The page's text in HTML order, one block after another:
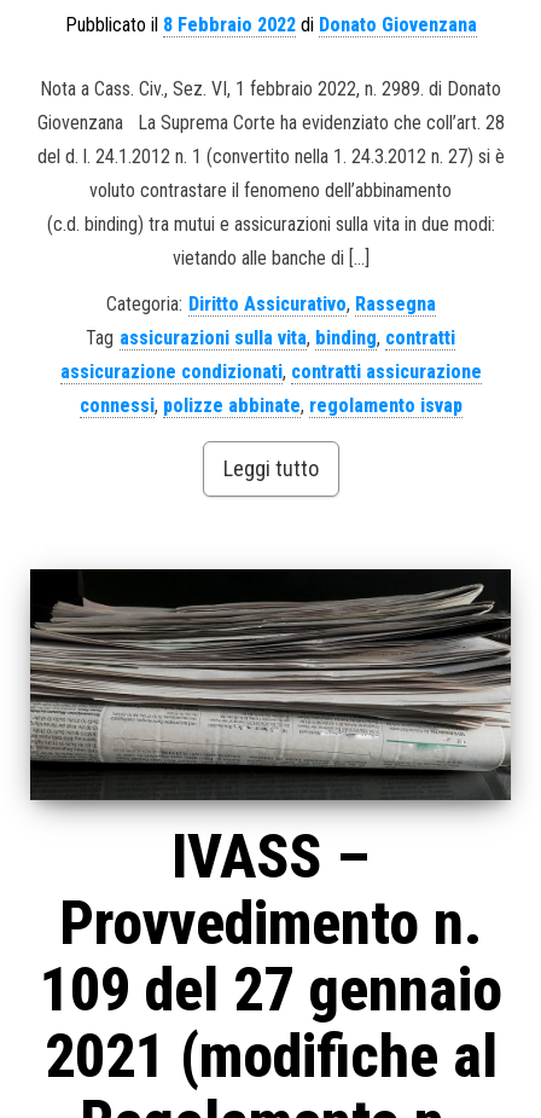
Pubblicato il 8 Febbraio 2022di Donato Giovenzana
Nota a Cass. Civ., Sez. VI, 1 febbraio 2022, n. 2989. di Donato
Giovenzana La Suprema Corte ha evidenziato che coll’art. 28
del d. l. 24.1.2012 n. 1 (convertito nella 1. 24.3.2012 n. 27) si è
voluto contrastare il fenomeno dell’abbinamento
(c.d. binding) tra mutui e assicurazioni sulla vita in due modi:
vietando alle banche di […]
Categoria: Diritto Assicurativo, Rassegna
Tag assicurazioni sulla vita, binding, contratti
assicurazione condizionati, contratti assicurazione
connessi, polizze abbinate, regolamento isvap
Leggi tutto
IVASS –
Provvedimento n.
109 del 27 gennaio
2021 (modifiche al